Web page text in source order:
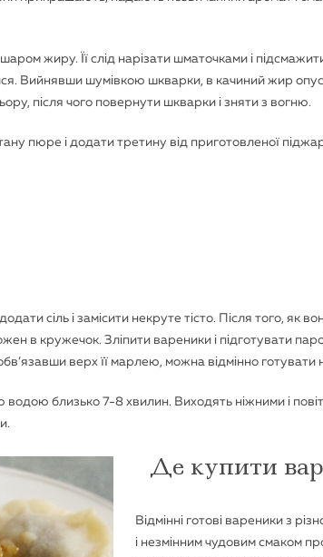
жиру. Її слід нарізати шматочками і
Вийнявши шумівкою шкварки, в качиний жир
після чого повернути шкварки і зняти з вогню.
пюре і додати третину від приготовленої
сіль і замісити некруте тісто. Після того, як
в кружечок. Зліпити вареники і підготувати
верх її марлею, можна відмінно готувати
близько 7-8 хвилин. Виходять ніжними і
Де купити
Відмінні готові вареники з
і незмінним чудовим смаком